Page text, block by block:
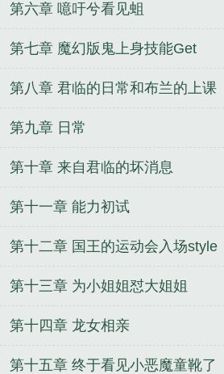
第六章 噫吁兮看见蛆
第七章 魔幻版鬼上身技能Get
第八章 君临的日常和布兰的上课
第九章 日常
第十章 来自君临的坏消息
第十一章 能力初试
第十二章 国王的运动会入场style
第十三章 为小姐姐怼大姐姐
第十四章 龙女相亲
第十五章 终于看见小恶魔童靴了